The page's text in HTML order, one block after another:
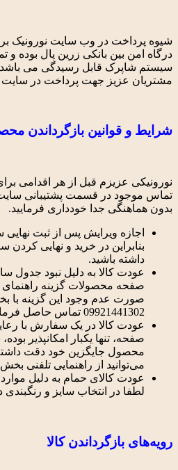
شیوه پرداخت در وب سایت نورونیک
درگاه امن بین بانکی زرین پال بوده و
سیستم شاپرک قابل رسیدگی می باشد
مشتریان عزیز جهت پرداخت در سایت
شرایط و قوانین بازگرداندن
نورونیکی عزیزم قبل از هر اقدامی
تماس موجود در قسمت پشتیبانی
بدون هماهنگی جدا خودداری فرمایید.
اجازه ویرایش پس از ثبت
بنابراین در خرید و نهایی کردن
داشته باشید.
عودت کالا به دلیل نبود جدول
صفحه محصولات گزینه راهنمای
صورت عدم وجود این گزینه با
09921441302 تماس حاصل فرمایید.
عودت کالا در یک سفارش با
صفحه، تنها یکبار امکانپذیر
محصول جایگزین خود دقت داشته
می‌توانید از راهنمایی تلفنی بخش
عودت کالای حمام به دلیل
لطفا در انتخاب سایز و رنگبندی
رویه‌های بازگرداندن کالا